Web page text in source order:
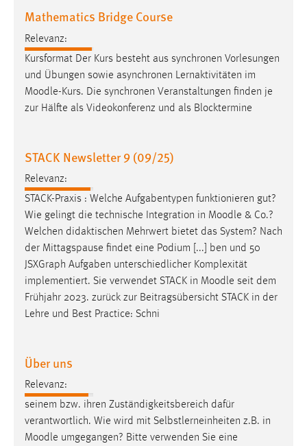
Mathematics Bridge Course
Relevanz:
Kursformat Der Kurs besteht aus synchronen Vorlesungen
und Übungen sowie asynchronen Lernaktivitäten im
Moodle-Kurs. Die synchronen Veranstaltungen finden je
zur Hälfte als Videokonferenz und als Blocktermine
STACK Newsletter 9 (09/25)
Relevanz:
STACK-Praxis : Welche Aufgabentypen funktionieren gut?
Wie gelingt die technische Integration in Moodle & Co.?
Welchen didaktischen Mehrwert bietet das System? Nach
der Mittagspause findet eine Podium [...] ben und 50
JSXGraph Aufgaben unterschiedlicher Komplexität
implementiert. Sie verwendet STACK in Moodle seit dem
Frühjahr 2023. zurück zur Beitragsübersicht STACK in der
Lehre und Best Practice: Schni
Über uns
Relevanz:
seinem bzw. ihren Zuständigkeitsbereich dafür
verantwortlich. Wie wird mit Selbstlerneinheiten z.B. in
Moodle umgegangen? Bitte verwenden Sie eine
5e9dbeb1811c0446 = Sitzungslaufzeit, mibew_locale = 3
Login
Name:
Dieser Cookie ist notwendig um sich an der Website
Cookie Laufzeit:
24 Stunden
STATISTIK
Statistik Cookies erfassen Informationen anonym.
Diese Informationen helfen uns zu verstehen, wie
unsere Besucher unsere Website nutzen.
Name:
_pk_ref, _pk_cvar, _pk_id, _pk_ses
Zweck:
Zugriffsstatistik